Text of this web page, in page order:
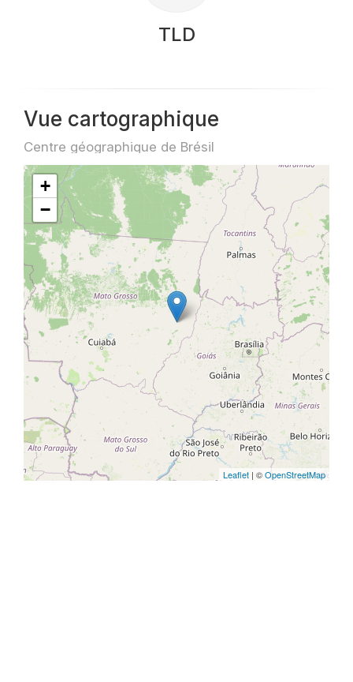
TLD
Vue cartographique
Centre géographique de Brésil
+
−
Leaflet | ©OpenStreetMap